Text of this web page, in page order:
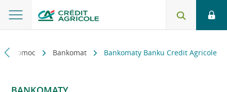
i pomoc Bankomat Bankomaty Banku Credit Agricole